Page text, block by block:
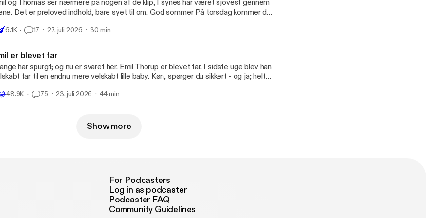
og Thomas ser nærmere på nogen af de klip, I synes har været sjovest gennem
til om. God sommer På torsdag kommer der
6.1K 17 27. juli 2026 30 min
er blevet far
har spurgt; og nu er svaret her. Emil Thorup er blevet far. I sidste uge blev han
far til en endnu mere velskabt lille baby. Køn, spørger du sikkert - og ja; helt
meld ind hvis du gerne vil sende en kurv, så løser vi det.
48.9K 75 23. juli 2026 44 min
Show more
For Podcasters
Log in as podcaster
Podcaster FAQ
Community Guidelines